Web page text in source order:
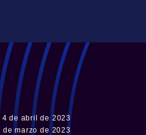
4 de abril de 2023
demarzo de 2023